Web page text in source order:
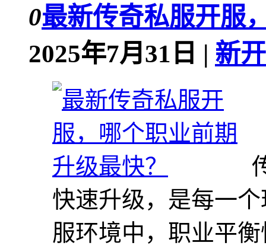
0最新传奇私服开服
2025年7月31日 | 新
快速升级，是每一
服环境中，职业平